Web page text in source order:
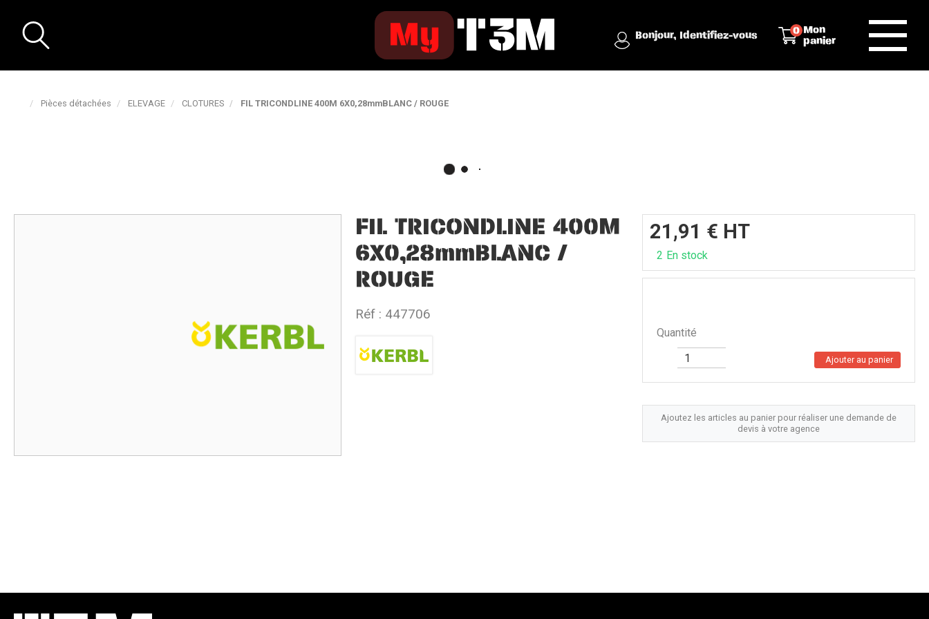
Bonjour, Identifiez-vous
Mon
panier
0
Pièces détachées ELEVAGE CLOTURES FIL TRICONDLINE 400M 6X0,28mmBLANC / ROUGE
FIL TRICONDLINE 400M
6X0,28mmBLANC /
ROUGE
Réf : 447706
Ajoutez les articles au panier pour réaliser une demande de
devis à votre agence
21,91 € HT
2 En stock
Quantité
Ajouter au panier